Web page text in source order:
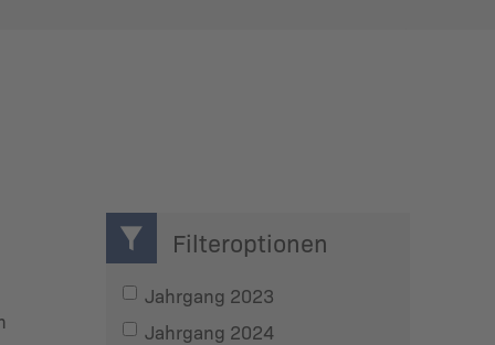
Filteroptionen
Jahrgang 2023
Jahrgang 2024